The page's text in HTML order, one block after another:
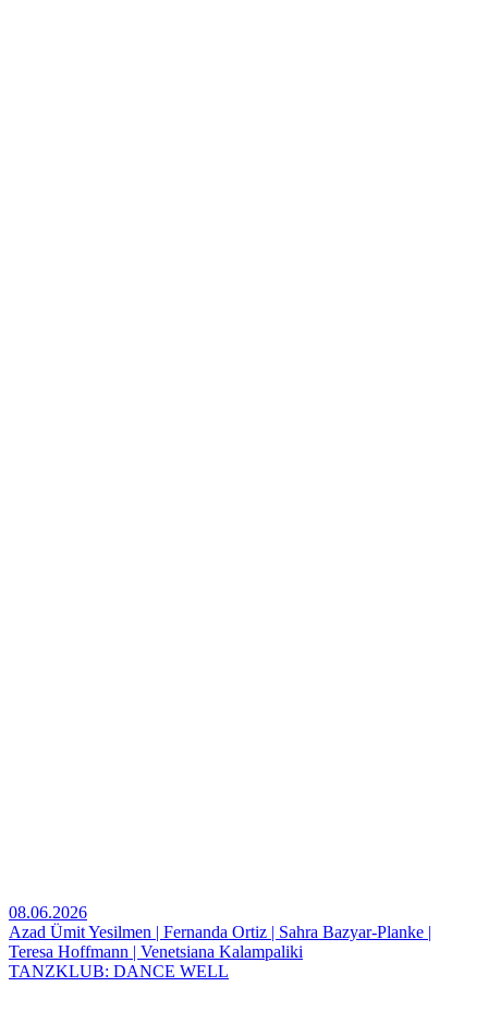
08.06.2026
Azad Ümit Yesilmen | Fernanda Ortiz | Sahra Bazyar-Planke |
Teresa Hoffmann | Venetsiana Kalampaliki
TANZKLUB: DANCE WELL